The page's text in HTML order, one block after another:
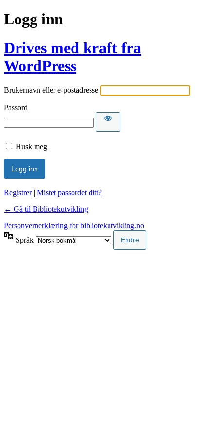
Logg inn
Drives med kraft fra
WordPress
Brukernavn eller e-postadresse
Passord
Husk meg
Registrer| Mistet passordet ditt?
← Gå til Bibliotekutvikling
Personvernerklæring for bibliotekutvikling.no
Språk